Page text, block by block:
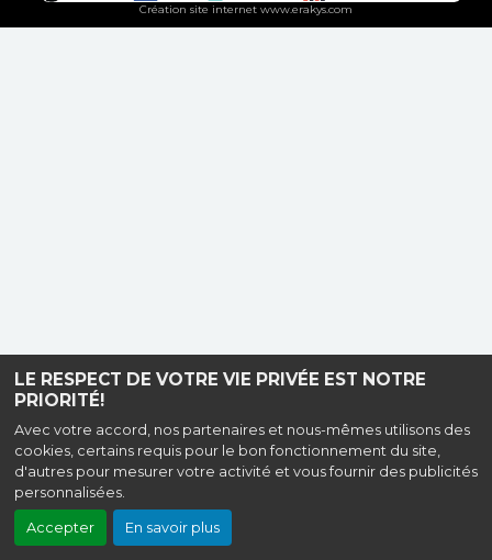
LE RESPECT DE VOTRE VIE PRIVÉE EST NOTRE
PRIORITÉ!
Avec votre accord, nos partenaires et nous-mêmes utilisons des
cookies, certains requis pour le bon fonctionnement du site,
d'autres pour mesurer votre activité et vous fournir des publicités
personnalisées.
Accepter En savoir plus
Création site internet www.erakys.com